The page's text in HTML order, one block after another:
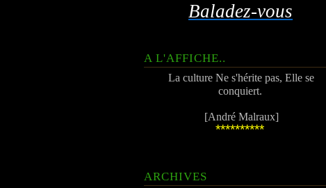
Baladez-vous
A L'AFFICHE..
La culture Ne s'hérite pas, Elle se
conquiert.
[André Malraux]
**********
ARCHIVES